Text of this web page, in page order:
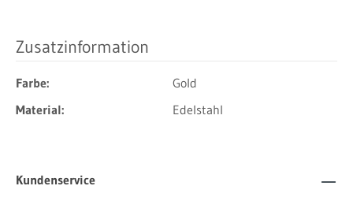
Zusatzinformation
Farbe:
Gold
Material:
Edelstahl
Kundenservice